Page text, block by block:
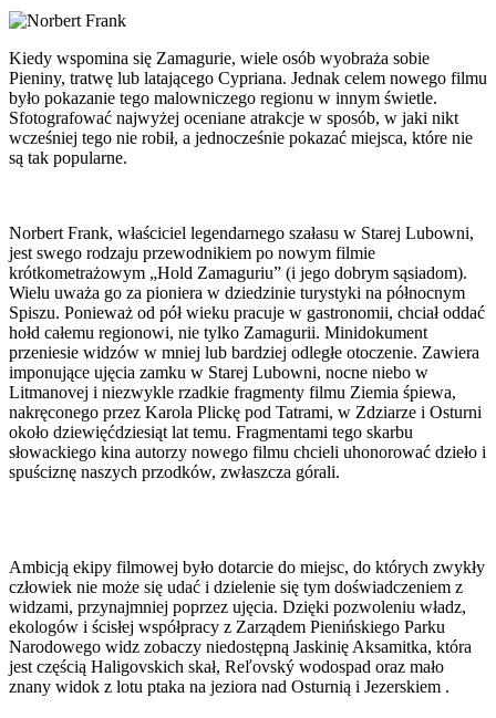
Kiedy wspomina się Zamagurie, wiele osób wyobraża sobie
Pieniny, tratwę lub latającego Cypriana. Jednak celem nowego filmu
było pokazanie tego malowniczego regionu w innym świetle.
Sfotografować najwyżej oceniane atrakcje w sposób, w jaki nikt
wcześniej tego nie robił, a jednocześnie pokazać miejsca, które nie
są tak popularne.
Norbert Frank, właściciel legendarnego szałasu w Starej Lubowni,
jest swego rodzaju przewodnikiem po nowym filmie
krótkometrażowym „Hold Zamaguriu” (i jego dobrym sąsiadom).
Wielu uważa go za pioniera w dziedzinie turystyki na północnym
Spiszu. Ponieważ od pół wieku pracuje w gastronomii, chciał oddać
hołd całemu regionowi, nie tylko Zamagurii. Minidokument
przeniesie widzów w mniej lub bardziej odległe otoczenie. Zawiera
imponujące ujęcia zamku w Starej Lubowni, nocne niebo w
Litmanovej i niezwykle rzadkie fragmenty filmu Ziemia śpiewa,
nakręconego przez Karola Plickę pod Tatrami, w Zdziarze i Osturni
około dziewięćdziesiąt lat temu. Fragmentami tego skarbu
słowackiego kina autorzy nowego filmu chcieli uhonorować dzieło i
spuściznę naszych przodków, zwłaszcza górali.
Ambicją ekipy filmowej było dotarcie do miejsc, do których zwykły
człowiek nie może się udać i dzielenie się tym doświadczeniem z
widzami, przynajmniej poprzez ujęcia. Dzięki pozwoleniu władz,
ekologów i ścisłej współpracy z Zarządem Pienińskiego Parku
Narodowego widz zobaczy niedostępną Jaskinię Aksamitka, która
jest częścią Haligovskich skał, Reľovský wodospad oraz mało
znany widok z lotu ptaka na jeziora nad Osturnią i Jezerskiem .